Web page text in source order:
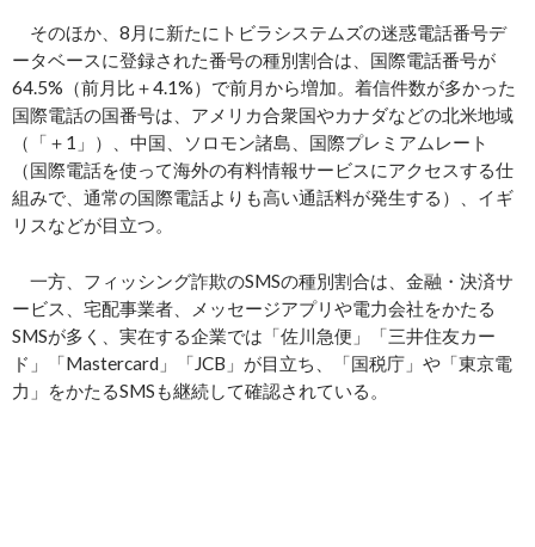
そのほか、8月に新たにトビラシステムズの迷惑電話番号デ
ータベースに登録された番号の種別割合は、国際電話番号が
64.5%（前月比＋4.1%）で前月から増加。着信件数が多かった
国際電話の国番号は、アメリカ合衆国やカナダなどの北米地域
（「＋1」）、中国、ソロモン諸島、国際プレミアムレート
（国際電話を使って海外の有料情報サービスにアクセスする仕
組みで、通常の国際電話よりも高い通話料が発生する）、イギ
リスなどが目立つ。
一方、フィッシング詐欺のSMSの種別割合は、金融・決済サ
ービス、宅配事業者、メッセージアプリや電力会社をかたる
SMSが多く、実在する企業では「佐川急便」「三井住友カー
ド」「Mastercard」「JCB」が目立ち、「国税庁」や「東京電
力」をかたるSMSも継続して確認されている。